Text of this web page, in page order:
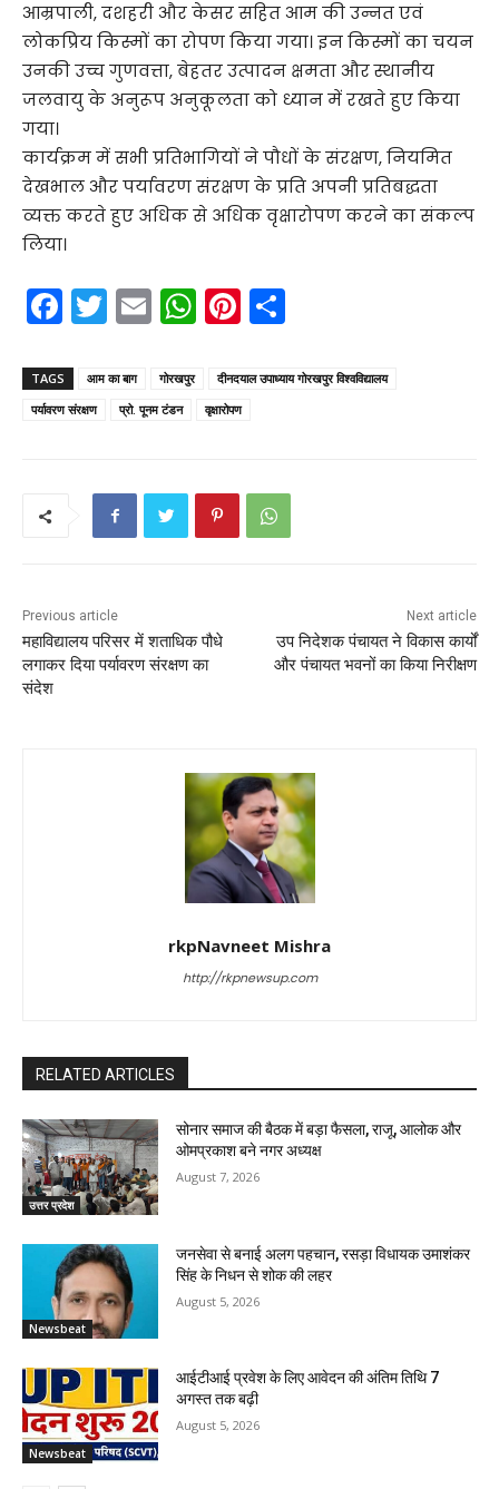
आम्रपाली, दशहरी और केसर सहित आम की उन्नत एवं
लोकप्रिय किस्मों का रोपण किया गया। इन किस्मों का चयन
उनकी उच्च गुणवत्ता, बेहतर उत्पादन क्षमता और स्थानीय
जलवायु के अनुरूप अनुकूलता को ध्यान में रखते हुए किया
गया।
कार्यक्रम में सभी प्रतिभागियों ने पौधों के संरक्षण, नियमित
देखभाल और पर्यावरण संरक्षण के प्रति अपनी प्रतिबद्धता
व्यक्त करते हुए अधिक से अधिक वृक्षारोपण करने का संकल्प
लिया।
F
a
c
e
T
w
itt
er
E
m
ai
l
W
h
a
ts
p
p
Pi
nt
er
e
ar
TAGS आम का बाग गोरखपुर
दीनदयाल उपाध्याय गोरखपुर विश्वविद्यालय
पर्यावरण संरक्षण
प्रो. पूनम टंडन वृक्षारोपण
Previous article
महाविद्यालय परिसर में शताधिक पौधे
लगाकर दिया पर्यावरण संरक्षण का
संदेश
Next article
उप निदेशक पंचायत ने विकास कार्यों
और पंचायत भवनों का किया निरीक्षण
rkpNavneet Mishra
http://rkpnewsup.com
RELATED ARTICLES
उत्तर प्रदेश
सोनार समाज की बैठक में बड़ा फैसला, राजू, आलोक और
ओमप्रकाश बने नगर अध्यक्ष
August 7, 2026
Newsbeat
जनसेवा से बनाई अलग पहचान, रसड़ा विधायक उमाशंकर
सिंह के निधन से शोक की लहर
August 5, 2026
Newsbeat
आईटीआई प्रवेश के लिए आवेदन की अंतिम तिथि 7
अगस्त तक बढ़ी
August 5, 2026